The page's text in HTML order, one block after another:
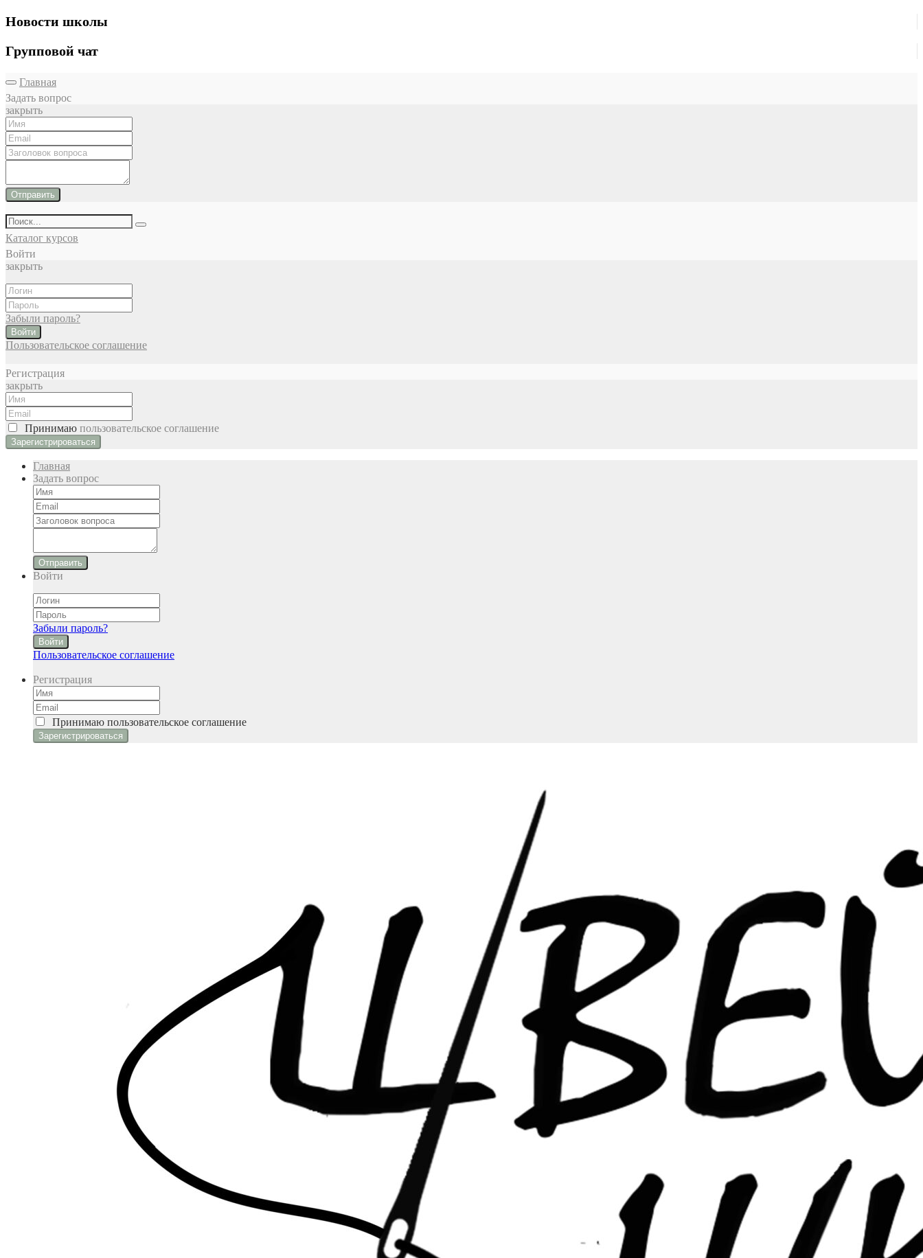
Новости школы
Групповой чат
Главная
Задать вопрос
закрыть
Отправить
Каталог курсов
Войти
закрыть
Забыли пароль?
Войти
Пользовательское соглашение
Регистрация
закрыть
Принимаю пользовательское соглашение
Главная
Задать вопрос
Отправить
Войти
Забыли пароль?
Войти
Пользовательское соглашение
Регистрация
Принимаю пользовательское соглашение